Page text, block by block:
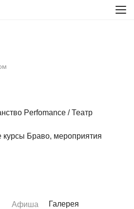
Perfomance / Театр
курсы Браво, мероприятия
Афиша Галерея